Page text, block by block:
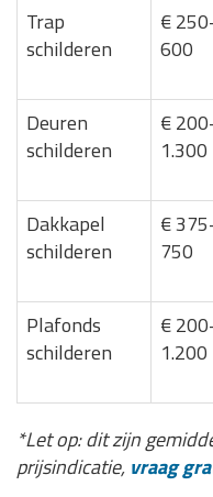
Trap
schilderen
€
600
Deuren
schilderen
€
1.300
Dakkapel
schilderen
€
750
Plafonds
schilderen
€
1.200
*Let op: dit zijn
prijsindicatie, vraag